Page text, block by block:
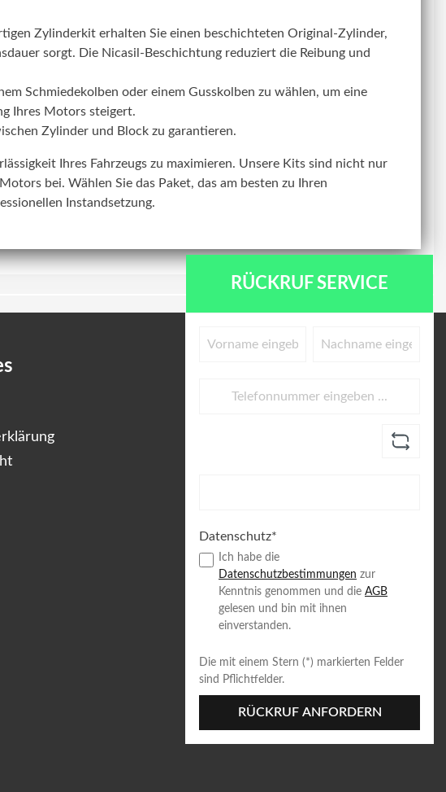
Zylinderkit erhalten Sie einen beschichteten Original-Zylinder,
sorgt. Die Nicasil-Beschichtung reduziert die Reibung und
Schmiedekolben oder einem Gusskolben zu wählen, um eine
Ihres Motors steigert.
Zylinder und Block zu garantieren.
Ihres Fahrzeugs zu maximieren. Unsere Kits sind nicht nur
bei. Wählen Sie das Paket, das am besten zu Ihren
Instandsetzung.
RÜCKRUF SERVICE
Datenschutz*
Ich habe die
Datenschutzbestimmungen zur
Kenntnis genommen und die AGB
gelesen und bin mit ihnen
einverstanden.
Die mit einem Stern (*) markierten Felder
sind Pflichtfelder.
RÜCKRUF ANFORDERN